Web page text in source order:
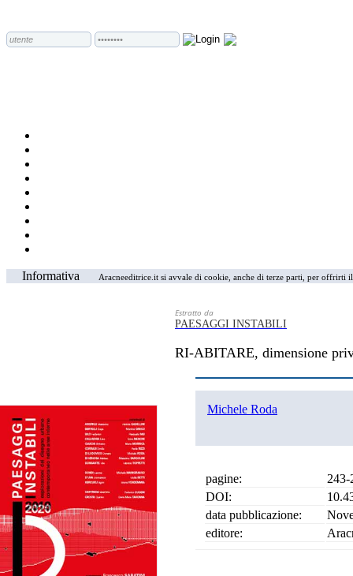
Informativa Aracneeditrice.it si avvale di cookie, anche di terze parti, per
Estratto da
PAESAGGI INSTABILI
RI-ABITARE, dimensione
Michele Roda
pagine:
243-
DOI:
data pubblicazione:
editore: